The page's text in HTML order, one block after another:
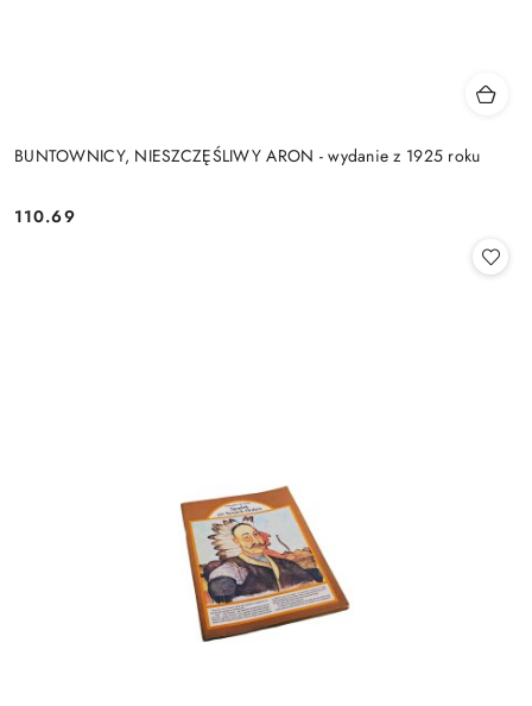
BUNTOWNICY, NIESZCZĘŚLIWY ARON - wydanie z 1925 roku
Cena:
110.69